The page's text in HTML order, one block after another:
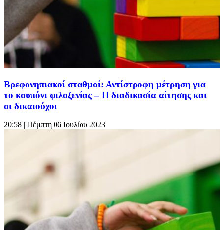
Βρεφονηπιακοί σταθμοί: Αντίστροφη μέτρηση για
το κουπόνι φιλοξενίας – Η διαδικασία αίτησης και
οι δικαιούχοι
20:58 | Πέμπτη 06 Ιουλίου 2023